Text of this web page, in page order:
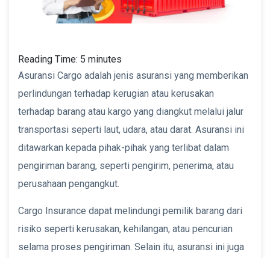
Reading Time: 5 minutes
Asuransi Cargo adalah jenis asuransi yang memberikan
perlindungan terhadap kerugian atau kerusakan
terhadap barang atau kargo yang diangkut melalui jalur
transportasi seperti laut, udara, atau darat. Asuransi ini
ditawarkan kepada pihak-pihak yang terlibat dalam
pengiriman barang, seperti pengirim, penerima, atau
perusahaan pengangkut.
Cargo Insurance dapat melindungi pemilik barang dari
risiko seperti kerusakan, kehilangan, atau pencurian
selama proses pengiriman. Selain itu, asuransi ini juga